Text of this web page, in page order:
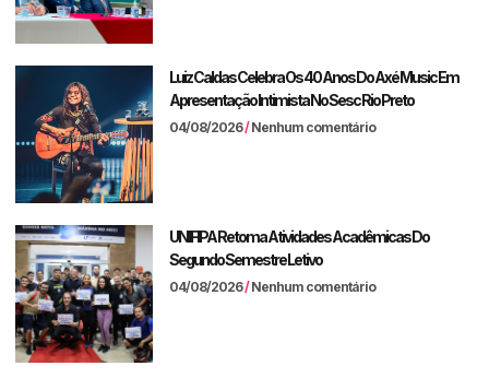
Luiz Caldas Celebra Os 40 Anos Do Axé Music Em
Apresentação Intimista No Sesc Rio Preto
04/08/2026 Nenhum comentário
UNIFIPA Retoma Atividades Acadêmicas Do
Segundo Semestre Letivo
04/08/2026 Nenhum comentário